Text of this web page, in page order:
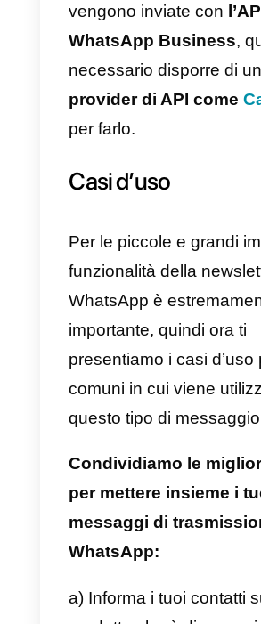
rilevante nelle app
messaggistica di
attraverso queste
comunicano
facilita e
le vendite.
che le newsletter
non sono la stessa
messaggi veri e
messaggi di
gruppi i messaggi
tutti i membri che
comunicare tra
comunicazione